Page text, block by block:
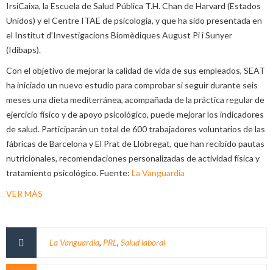
IrsiCaixa, la Escuela de Salud Pública T.H. Chan de Harvard (Estados
Unidos) y el Centre ITAE de psicología, y que ha sido presentada en
el Institut d’Investigacions Biomèdiques August Pi i Sunyer
(Idibaps).
Con el objetivo de mejorar la calidad de vida de sus empleados, SEAT
ha iniciado un nuevo estudio para comprobar si seguir durante seis
meses una dieta mediterránea, acompañada de la práctica regular de
ejercicio físico y de apoyo psicológico, puede mejorar los indicadores
de salud. Participarán un total de 600 trabajadores voluntarios de las
fábricas de Barcelona y El Prat de Llobregat, que han recibido pautas
nutricionales, recomendaciones personalizadas de actividad física y
tratamiento psicológico. Fuente: La Vanguardia
VER MÁS
La Vanguardia, PRL, Salud laboral